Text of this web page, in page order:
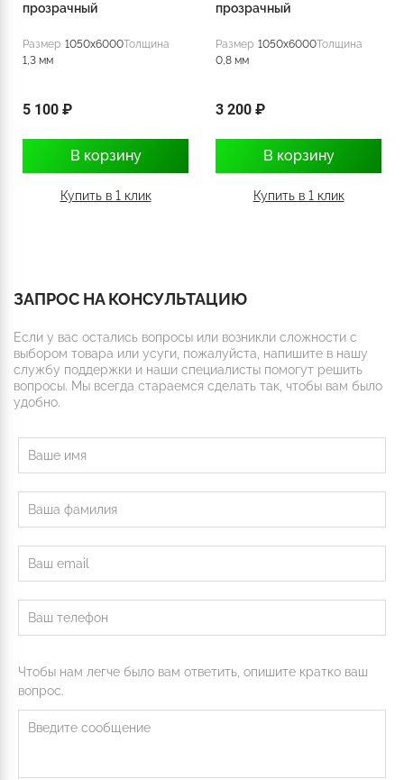
прозрачный
Размер 1050x6000Толщина
1,3 мм
5 100 ₽
В корзину
Купить в 1 клик
прозрачный
Размер 1050x6000Толщина
0,8 мм
3 200 ₽
В корзину
Купить в 1 клик
ЗАПРОС НА КОНСУЛЬТАЦИЮ
Если у вас остались вопросы или возникли сложности с
выбором товара или усуги, пожалуйста, напишите в нашу
службу поддержки и наши специалисты помогут решить
вопросы. Мы всегда стараемся сделать так, чтобы вам было
удобно.
Чтобы нам легче было вам ответить, опишите кратко ваш
вопрос.